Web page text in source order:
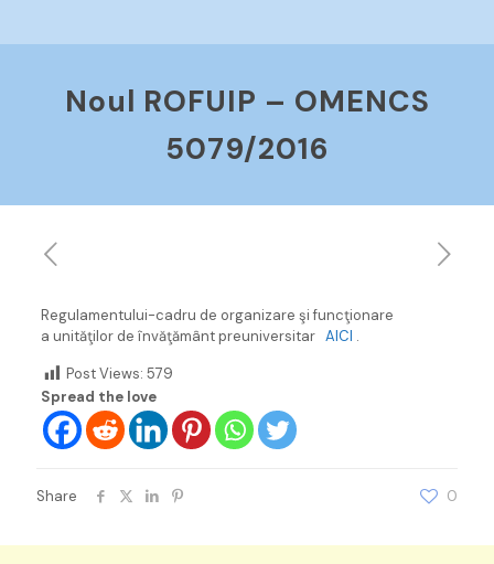
Noul ROFUIP – OMENCS
5079/2016
Regulamentului-cadru de organizare şi funcţionare
a unităţilor de învăţământ preuniversitar AICI .
Post Views: 579
Spread the love
Share 0